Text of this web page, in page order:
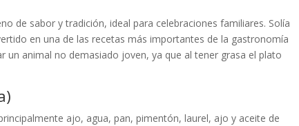
de sabor y tradición, ideal para celebraciones familiares. Solía
en una de las recetas más importantes de la gastronomía
un animal no demasiado joven, ya que al tener grasa el plato
ajo, agua, pan, pimentón, laurel, ajo y aceite de